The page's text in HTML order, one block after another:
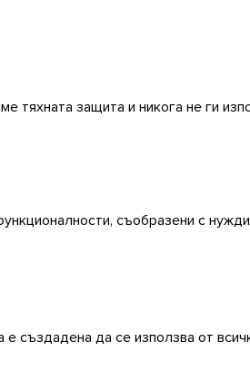
тяхната защита и никога не ги
съобразени с
създадена да се използва от